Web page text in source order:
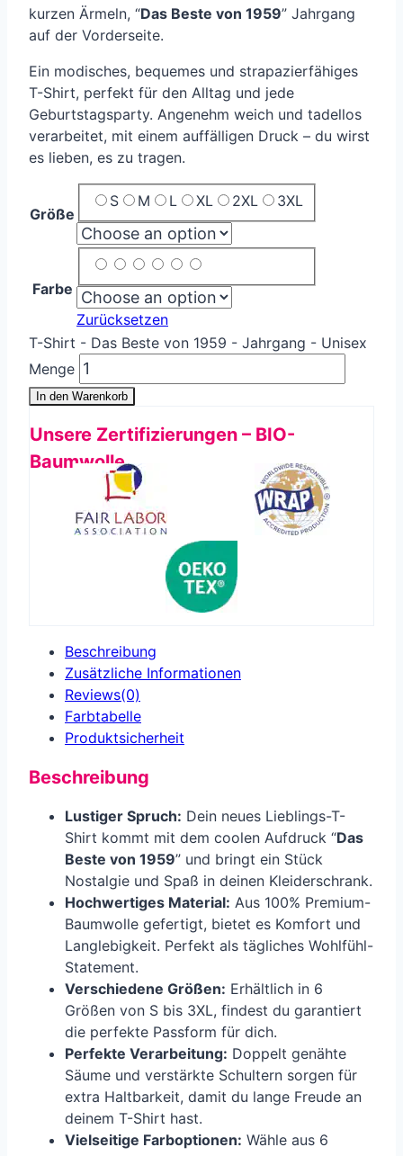
kurzen Ärmeln, “Das Beste von 1959” Jahrgang
auf der Vorderseite.
Ein modisches, bequemes und strapazierfähiges
T-Shirt, perfekt für den Alltag und jede
Geburtstagsparty. Angenehm weich und tadellos
verarbeitet, mit einem auffälligen Druck – du wirst
es lieben, es zu tragen.
Größe
S M L XL 2XL 3XL
Farbe
Zurücksetzen
T-Shirt - Das Beste von 1959 - Jahrgang - Unisex
Menge
In den Warenkorb
Unsere Zertifizierungen – BIO-
Baumwolle
Beschreibung
Zusätzliche Informationen
Reviews(0)
Farbtabelle
Produkt­sicherheit
Beschreibung
Lustiger Spruch: Dein neues Lieblings-T-
Shirt kommt mit dem coolen Aufdruck “Das
Beste von 1959” und bringt ein Stück
Nostalgie und Spaß in deinen Kleiderschrank.
Hochwertiges Material: Aus 100% Premium-
Baumwolle gefertigt, bietet es Komfort und
Langlebigkeit. Perfekt als tägliches Wohlfühl-
Statement.
Verschiedene Größen: Erhältlich in 6
Größen von S bis 3XL, findest du garantiert
die perfekte Passform für dich.
Perfekte Verarbeitung: Doppelt genähte
Säume und verstärkte Schultern sorgen für
extra Haltbarkeit, damit du lange Freude an
deinem T-Shirt hast.
Vielseitige Farboptionen: Wähle aus 6